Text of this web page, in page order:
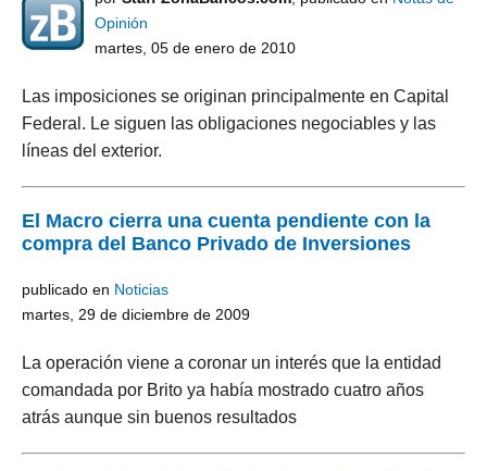
Opinión
martes, 05 de enero de 2010
Las imposiciones se originan principalmente en Capital
Federal. Le siguen las obligaciones negociables y las
líneas del exterior.
El Macro cierra una cuenta pendiente con la
compra del Banco Privado de Inversiones
publicado en Noticias
martes, 29 de diciembre de 2009
La operación viene a coronar un interés que la entidad
comandada por Brito ya había mostrado cuatro años
atrás aunque sin buenos resultados